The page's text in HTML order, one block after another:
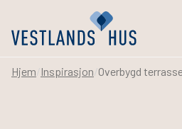
Hjem Inspirasjon Overbygd